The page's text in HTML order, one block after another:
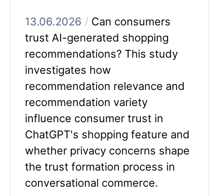
13.06.2026 / Can consumers
trust AI-generated shopping
recommendations? This study
investigates how
recommendation relevance and
recommendation variety
influence consumer trust in
ChatGPT's shopping feature and
whether privacy concerns shape
the trust formation process in
conversational commerce.